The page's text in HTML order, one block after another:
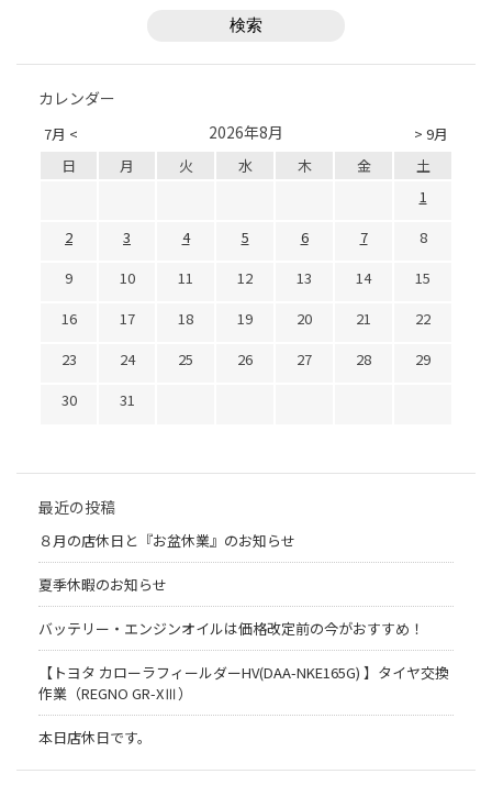
カレンダー
7月 < > 9月
2026年8月
日 月 火 水 木 金
土
1
2
3 4 5 6 7
8
9
10 11 12 13 14
15
16
17 18 19 20 21
22
23
24 25 26 27 28
29
30
31
最近の投稿
８月の店休日と『お盆休業』のお知らせ
夏季休暇のお知らせ
バッテリー・エンジンオイルは価格改定前の今がおすすめ！
【トヨタ カローラフィールダーHV(DAA-NKE165G) 】タイヤ交換
作業（REGNO GR-XⅢ）
本日店休日です。